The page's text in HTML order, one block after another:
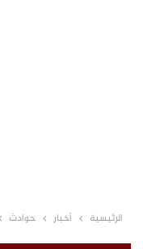
الرئيسية أخبار حوادث